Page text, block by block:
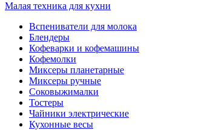
Малая техника для кухни
Вспениватели для молока
Блендеры
Кофеварки и кофемашины
Кофемолки
Миксеры планетарные
Миксеры ручные
Соковыжималки
Тостеры
Чайники электрические
Кухонные весы